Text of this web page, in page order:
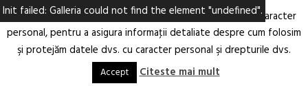
Arhitectură.
Oraș.
RO EN
Ne-am actualizat Politica privind prelucrarea datelor cu caracter
personal, pentru a asigura informaţii detaliate despre cum folosim
şi protejăm datele dvs. cu caracter personal şi drepturile dvs.
Accept Citeste mai mult
Init failed: Galleria could not find the element "undefined".